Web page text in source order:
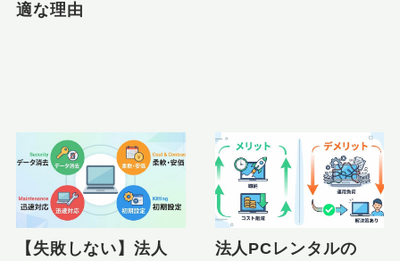
適な理由
【失敗しない】法人
法人PCレンタルの